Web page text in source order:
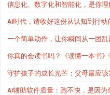
信息化、数字化和智能化，是你理
AI时代，请收好这份从认知到行
一个简单动作，让你瞬间从一团
你真的会读书吗？《读懂一本书
守护孩子的成长光芒：父母最应
AI辅助软件质量：跑不快，是因为